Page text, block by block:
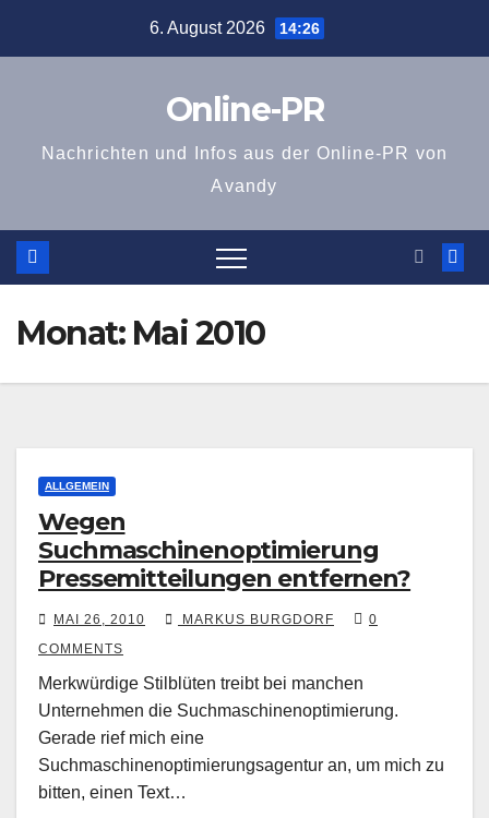
6. August 2026 14:26
Online-PR
Nachrichten und Infos aus der Online-PR von
Avandy
Monat: Mai 2010
ALLGEMEIN
Wegen
Suchmaschinenoptimierung
Pressemitteilungen entfernen?
MAI 26, 2010 MARKUS BURGDORF
0
COMMENTS
Merkwürdige Stilblüten treibt bei manchen
Unternehmen die Suchmaschinenoptimierung.
Gerade rief mich eine
Suchmaschinenoptimierungsagentur an, um mich zu
bitten, einen Text…